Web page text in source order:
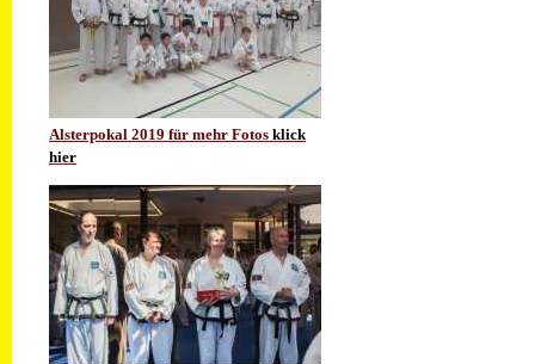
Alsterpokal 2019 für mehr Fotos klick
hier